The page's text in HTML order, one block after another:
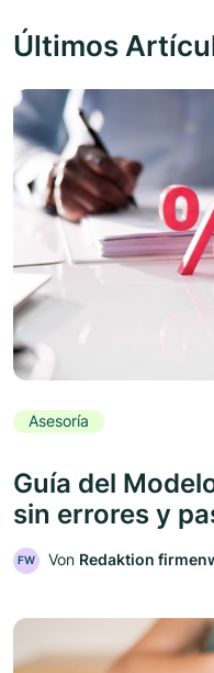
Últimos
Asesoría
Guía del
sin errores y
FW Von Redaktion